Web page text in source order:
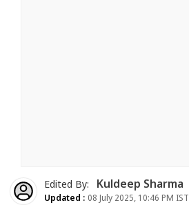
Edited By: Kuldeep Sharma
Updated : 08 July 2025, 10:46 PM IST